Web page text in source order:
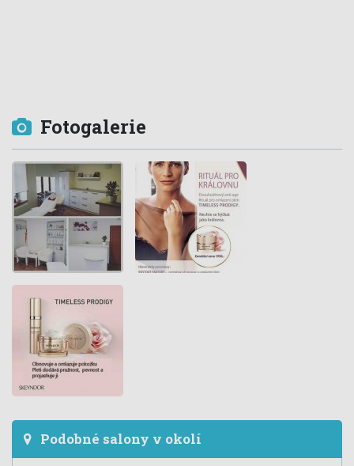
Fotogalerie
Podobné salony v okolí